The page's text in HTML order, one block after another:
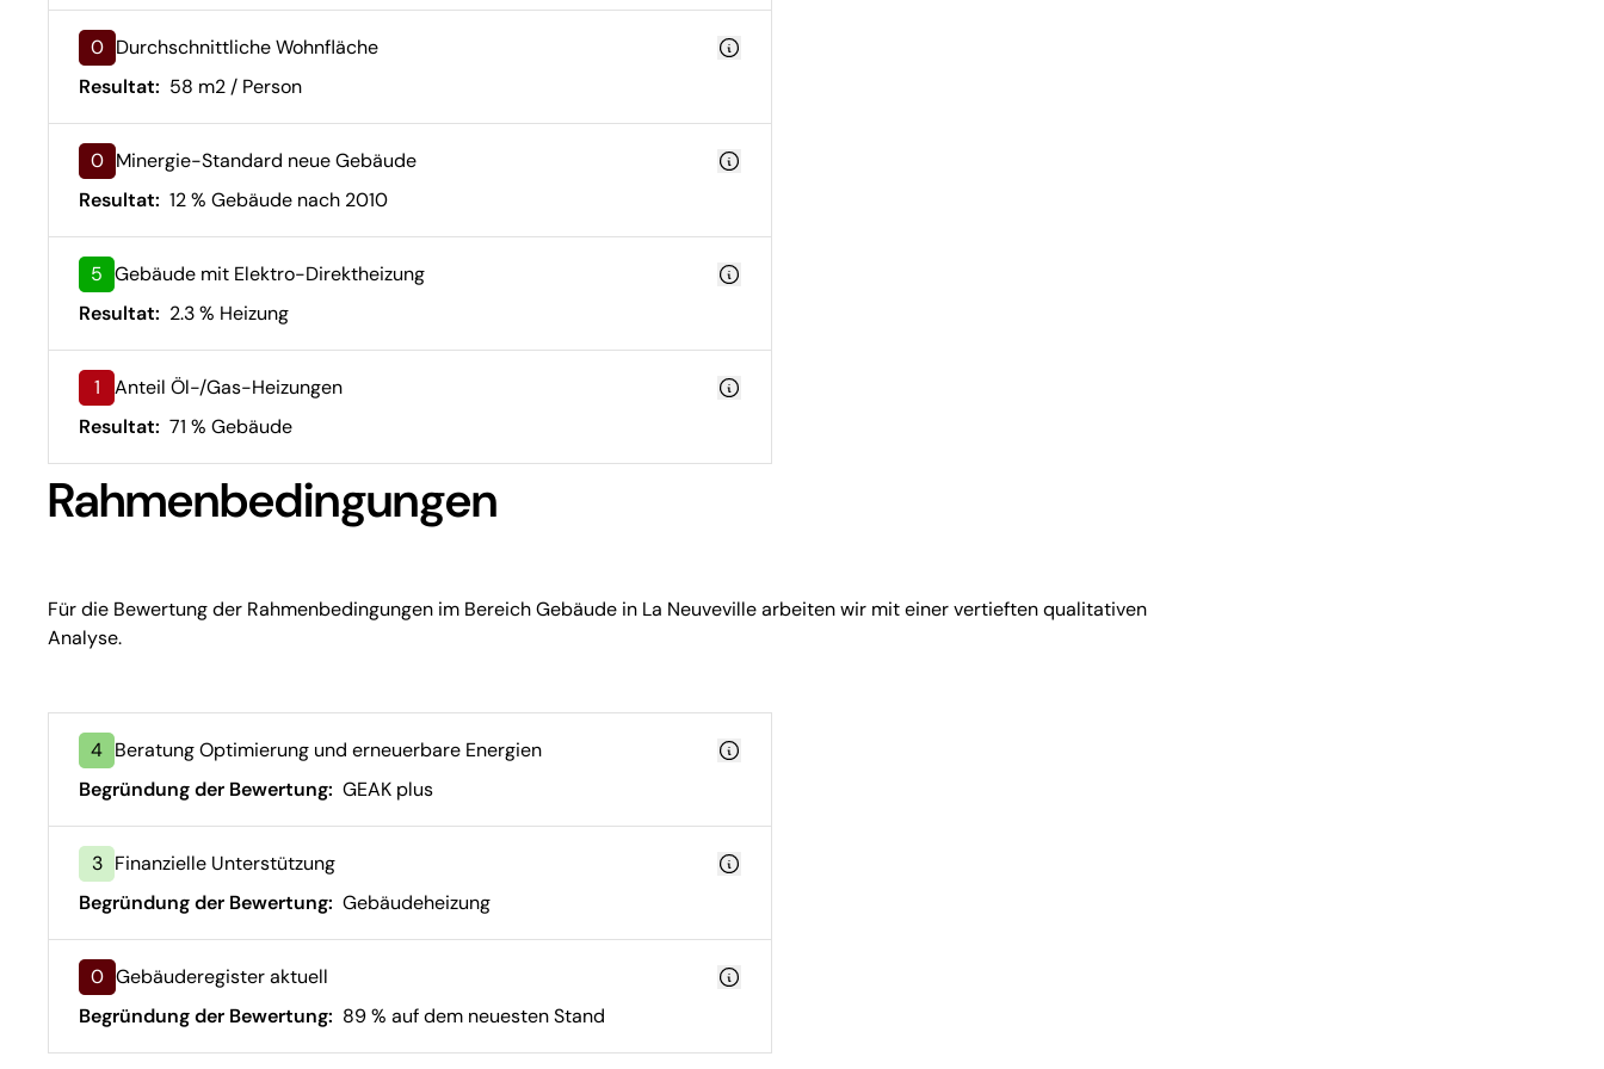
0 Durchschnittliche Wohnfläche
Resultat: 58 m2 / Person
0 Minergie-Standard neue Gebäude
Resultat: 12 % Gebäude nach 2010
5 Gebäude mit Elektro-Direktheizung
Resultat: 2.3 % Heizung
1
Anteil Öl-/Gas-Heizungen
Resultat: 71 % Gebäude
Rahmenbedingungen
Für die Bewertung der Rahmenbedingungen im Bereich Gebäude in La Neuveville arbeiten wir mit einer vertieften qualitativen
Analyse.
4 Beratung Optimierung und erneuerbare Energien
Begründung der Bewertung: GEAK plus
3 Finanzielle Unterstützung
Begründung der Bewertung: Gebäudeheizung
0 Gebäuderegister aktuell
Begründung der Bewertung: 89 % auf dem neuesten Stand